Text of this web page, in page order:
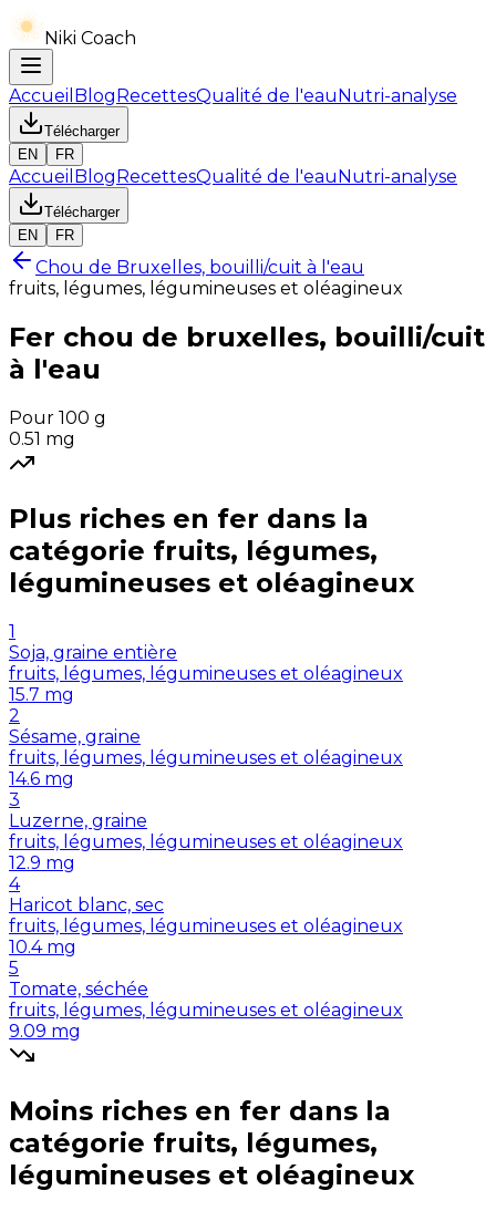
Niki Coach
Accueil BlogRecettesQualité de l'eauNutri-analyse
Télécharger
EN
FR
Accueil BlogRecettesQualité de l'eauNutri-analyse
Télécharger
EN
FR
Chou de Bruxelles, bouilli/cuit à l'eau
fruits, légumes, légumineuses et oléagineux
Fer chou de bruxelles, bouilli/cuit
à l'eau
Pour 100 g
0.51 mg
Plus riches en fer dans la
catégorie fruits, légumes,
légumineuses et oléagineux
1
Soja, graine entière
fruits, légumes, légumineuses et oléagineux
15.7 mg
2
Sésame, graine
fruits, légumes, légumineuses et oléagineux
14.6 mg
3
Luzerne, graine
fruits, légumes, légumineuses et oléagineux
12.9 mg
4
Haricot blanc, sec
fruits, légumes, légumineuses et oléagineux
10.4 mg
5
Tomate, séchée
fruits, légumes, légumineuses et oléagineux
9.09 mg
Moins riches en fer dans la
catégorie fruits, légumes,
légumineuses et oléagineux